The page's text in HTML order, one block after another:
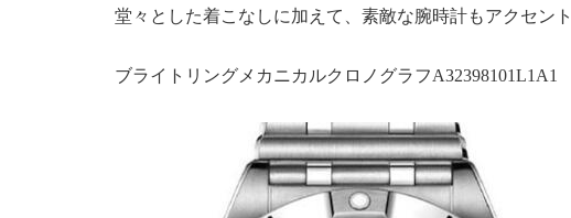
堂々とした着こなしに加えて、素敵な腕時計もアクセン
ブライトリングメカニカルクロノグラフA32398101L1A1